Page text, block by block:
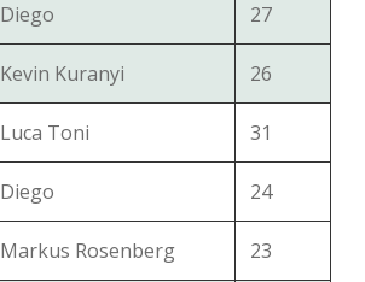
Diego 27
Kevin Kuranyi 26
Luca Toni 31
Diego 24
Markus Rosenberg 23